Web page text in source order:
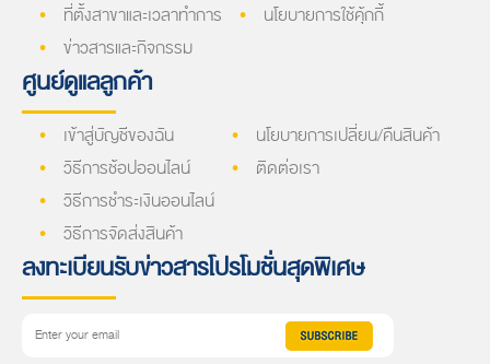
ที่ตั้งสาขาและเวลาทำการ
ข่าวสารและกิจกรรม
นโยบายการใช้คุ้กกี้
ศูนย์ดูแลลูกค้า
เข้าสู่บัญชีของฉัน
วิธีการช้อปออนไลน์
วิธีการชำระเงินออนไลน์
วิธีการจัดส่งสินค้า
นโยบายการเปลี่ยน/คืนสินค้า
ติดต่อเรา
ลงทะเบียนรับข่าวสารโปรโมชั่นสุดพิเศษ